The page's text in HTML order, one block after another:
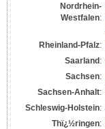
Nordrhein-
Westfalen:
Rheinland-Pfalz:
Saarland:
Sachsen:
Sachsen-Anhalt:
Schleswig-Holstein:
Thï¿½ringen: